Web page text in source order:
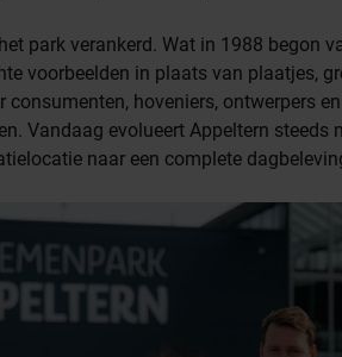
park verankerd. Wat in 1988 begon
voorbeelden in plaats van plaatjes,
consumenten, hoveniers, ontwerpers en
Vandaag evolueert Appeltern steeds
naar een complete